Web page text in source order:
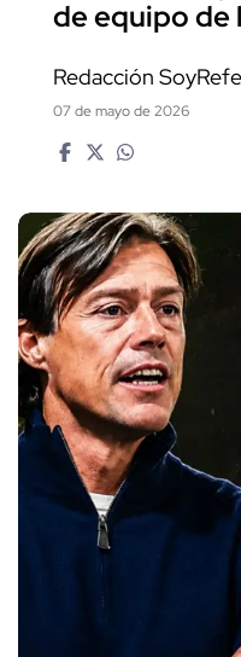
de equipo de
Redacción
07 de mayo de 2026